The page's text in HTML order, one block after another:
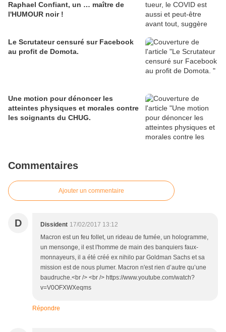
Raphael Confiant, un … maître de
l'HUMOUR noir !
Le Scrutateur censuré sur Facebook
au profit de Domota.
Une motion pour dénoncer les
atteintes physiques et morales contre
les soignants du CHUG.
Commentaires
Ajouter un commentaire
D Dissident 17/02/2017 13:12
Macron est un feu follet, un rideau de fumée, un hologramme,
un mensonge, il est l'homme de main des banquiers faux-
monnayeurs, il a été créé ex nihilo par Goldman Sachs et sa
mission est de nous plumer. Macron n'est rien d’autre qu’une
baudruche.<br /> <br /> https://www.youtube.com/watch?
v=V0OFXWXeqms
Répondre